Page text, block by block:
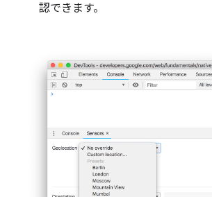
認できます。